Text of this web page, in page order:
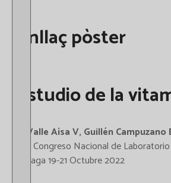
Enllaç pòster
Estudio de la
O'Valle Aísa V, Guillén
XVI Congreso Nacional de
Màlaga 19-21 Octubre 2022